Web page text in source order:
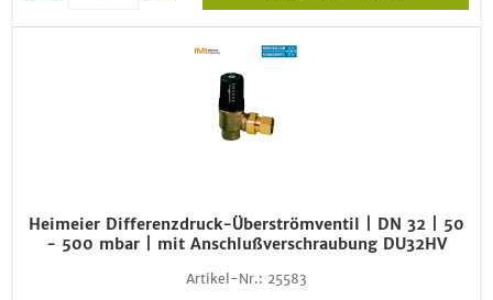
Heimeier Differenzdruck-Überströmventil | DN 32 | 50
- 500 mbar | mit Anschlußverschraubung DU32HV
Artikel-Nr.: 25583